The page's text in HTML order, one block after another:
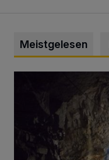
Meistgelesen